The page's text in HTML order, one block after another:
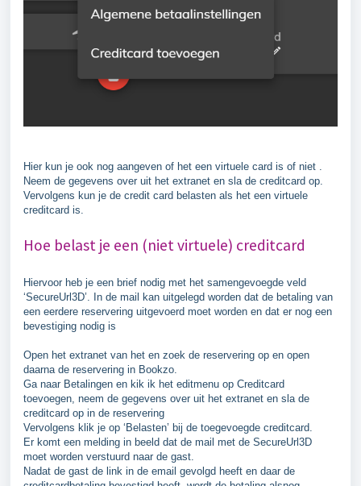
Hier kun je ook nog aangeven of het een virtuele card is of niet .
Neem de gegevens over uit het extranet en sla de creditcard op.
Vervolgens kun je de credit card belasten als het een virtuele
creditcard is.
Hoe belast je een (niet virtuele) creditcard
Hiervoor heb je een brief nodig met het samengevoegde veld
‘SecureUrl3D’. In de mail kan uitgelegd worden dat de betaling van
een eerdere reservering uitgevoerd moet worden en dat er nog een
bevestiging nodig is
Open het extranet van het en zoek de reservering op en open
daarna de reservering in Bookzo.
Ga naar Betalingen en kik ik het editmenu op Creditcard
toevoegen, neem de gegevens over uit het extranet en sla de
creditcard op in de reservering
Vervolgens klik je op ‘Belasten’ bij de toegevoegde creditcard.
Er komt een melding in beeld dat de mail met de SecureUrl3D
moet worden verstuurd naar de gast.
Nadat de gast de link in de email gevolgd heeft en daar de